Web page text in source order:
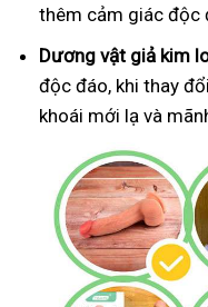
thêm cảm giác độc
Dương vật giả kim
độc đáo, khi thay
khoái mới lạ và